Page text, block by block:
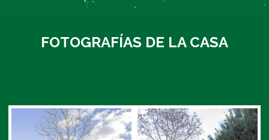
FOTOGRAFÍAS DE LA CASA